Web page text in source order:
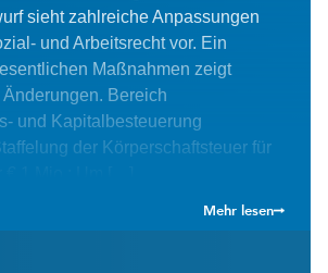
sieht zahlreiche Anpassungen
und Arbeitsrecht vor. Ein
Maßnahmen zeigt
Bereich
und Kapitalbesteuerung
der Körperschaftsteuer für
Mehr lesen